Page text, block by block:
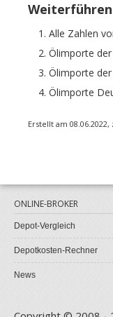
Alle Zahlen
Ölimporte der
Ölimporte der
Ölimporte
Erstellt am
ONLINE-BROKER
Depot-Vergleich
Depotkosten-Rechner
News